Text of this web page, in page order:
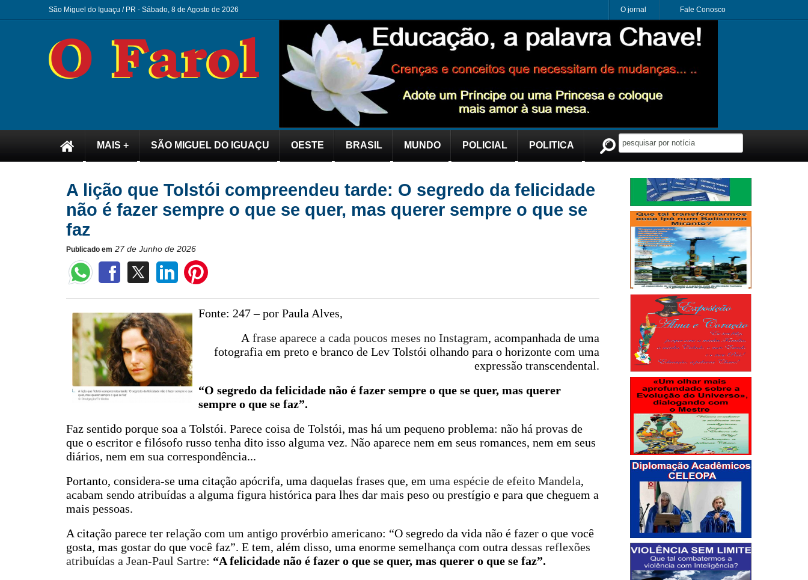
São Miguel do Iguaçu / PR - Sábado, 8 de Agosto de 2026 O jornal Fale Conosco
MAIS + SÃO MIGUEL DO IGUAÇU OESTE BRASIL MUNDO POLICIAL POLITICA
A lição que Tolstói compreendeu tarde: O segredo da felicidade
não é fazer sempre o que se quer, mas querer sempre o que se
faz
Publicado em 27 de Junho de 2026
Fonte: 247 – por Paula Alves,
A frase aparece a cada poucos meses no Instagram, acompanhada de uma
fotografia em preto e branco de Lev Tolstói olhando para o horizonte com uma
expressão transcendental.
“O segredo da felicidade não é fazer sempre o que se quer, mas querer
sempre o que se faz”.
Faz sentido porque soa a Tolstói. Parece coisa de Tolstói, mas há um pequeno problema: não há provas de
que o escritor e filósofo russo tenha dito isso alguma vez. Não aparece nem em seus romances, nem em seus
diários, nem em sua correspondência...
Portanto, considera-se uma citação apócrifa, uma daquelas frases que, em uma espécie de efeito Mandela,
acabam sendo atribuídas a alguma figura histórica para lhes dar mais peso ou prestígio e para que cheguem a
mais pessoas.
A citação parece ter relação com um antigo provérbio americano: “O segredo da vida não é fazer o que você
gosta, mas gostar do que você faz”. E tem, além disso, uma enorme semelhança com outra dessas reflexões
atribuídas a Jean-Paul Sartre: “A felicidade não é fazer o que se quer, mas querer o que se faz”.